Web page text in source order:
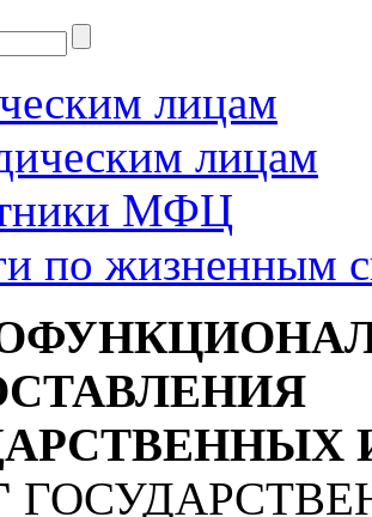
лицам
лицам
МФЦ
по жизненным